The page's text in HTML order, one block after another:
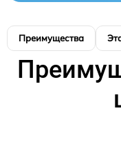
Преимущества